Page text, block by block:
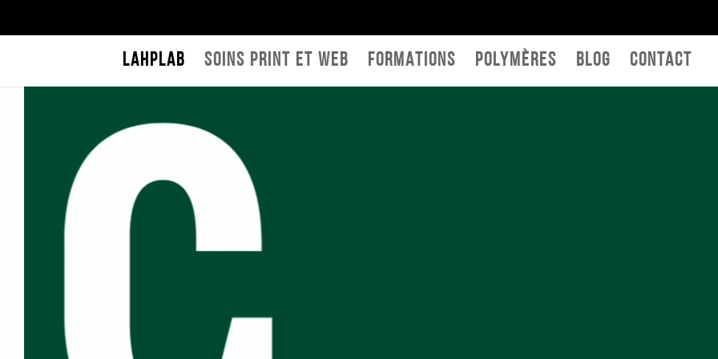
LAHPLAB Soins print et web FORMATIONS Polymères BLOG Contact